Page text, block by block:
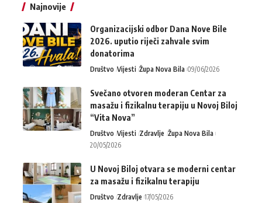
Najnovije
Organizacijski odbor Dana Nove Bile
2026. uputio riječi zahvale svim
donatorima
Društvo Vijesti Župa Nova Bila 09/06/2026
Svečano otvoren moderan Centar za
masažu i fizikalnu terapiju u Novoj Biloj
“Vita Nova”
Društvo Vijesti Zdravlje Župa Nova Bila
20/05/2026
U Novoj Biloj otvara se moderni centar
za masažu i fizikalnu terapiju
Društvo Zdravlje 17/05/2026